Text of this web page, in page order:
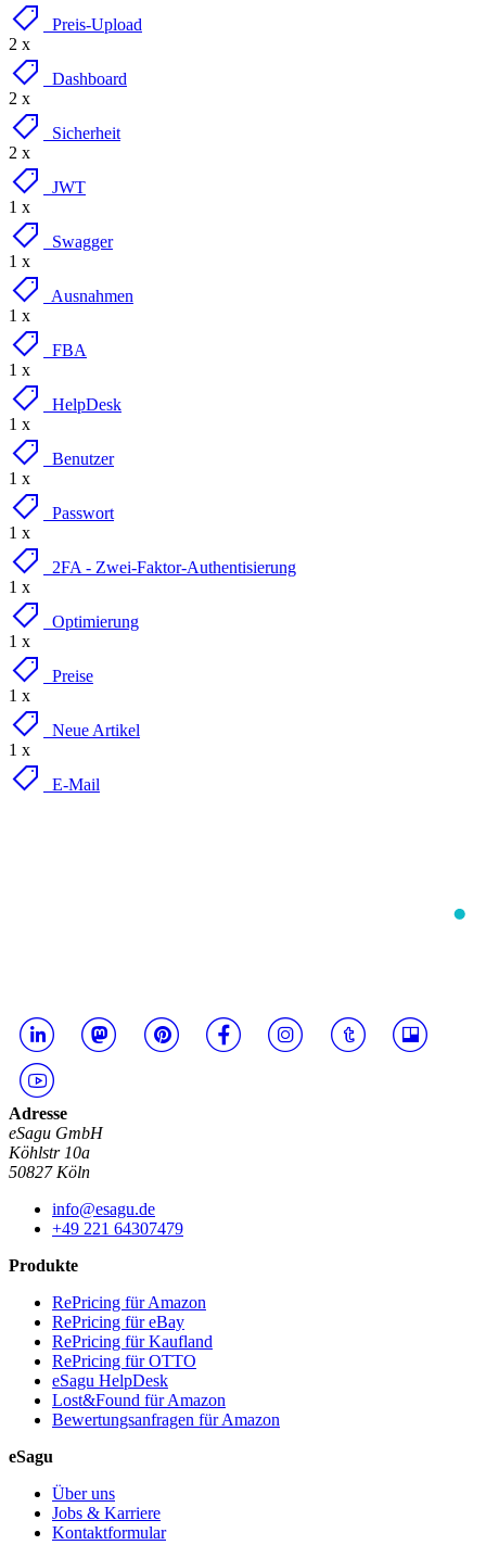
Preis-Upload
2 x
Dashboard
2 x
Sicherheit
2 x
JWT
1 x
Swagger
1 x
Ausnahmen
1 x
FBA
1 x
HelpDesk
1 x
Benutzer
1 x
Passwort
1 x
2FA - Zwei-Faktor-Authentisierung
1 x
Optimierung
1 x
Preise
1 x
Neue Artikel
1 x
E-Mail
Adresse
eSagu GmbH
Köhlstr 10a
50827 Köln
info@esagu.de
+49 221 64307479
Produkte
RePricing für Amazon
RePricing für eBay
RePricing für Kaufland
RePricing für OTTO
eSagu HelpDesk
Lost&Found für Amazon
Bewertungsanfragen für Amazon
eSagu
Über uns
Jobs & Karriere
Kontaktformular